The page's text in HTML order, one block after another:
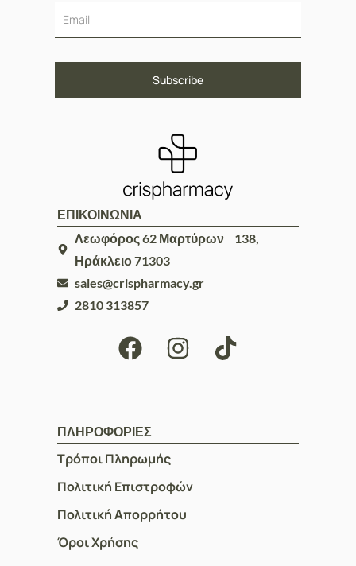
ΕΠΙΚΟΙΝΩΝΙΑ
Λεωφόρος 62 Μαρτύρων 138,
Ηράκλειο 71303
sales@crispharmacy.gr
2810 313857
ΠΛΗΡΟΦΟΡΙΕΣ
Τρόποι Πληρωμής
Πολιτική Επιστροφών
Πολιτική Απορρήτου
Όροι Χρήσης